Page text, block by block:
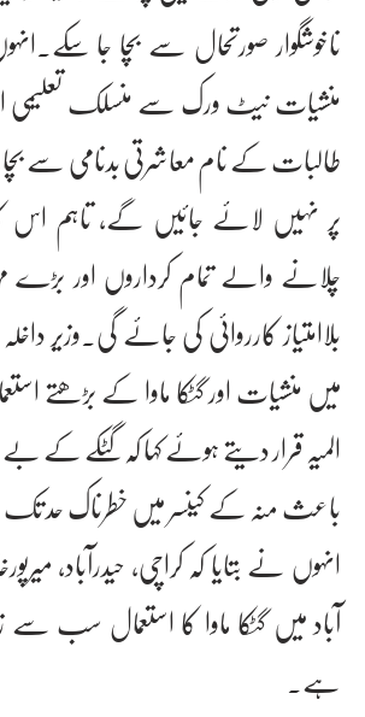
ناخوشگوار صورتحال سے بچا جا
منشیات نیٹ ورک سے منسلک تعلیمی
طالبات کے نام معاشرتی بدنامی سے
پر نہیں لائے جائیں گے، تاہم اس
چلانے والے تمام کرداروں اور
بلاامتیاز کارروائی کی جائے گی۔وزیر
میں منشیات اور گٹکا ماوا کے بڑھتے
المیہ قرار دیتے ہوئے کہا کہ گٹکے کے
باعث منہ کے کینسر میں خطرناک حد
انہوں نے بتایا کہ کراچی، حیدرآباد،
آباد میں گٹکا ماوا کا استعمال سب سے
ہے۔